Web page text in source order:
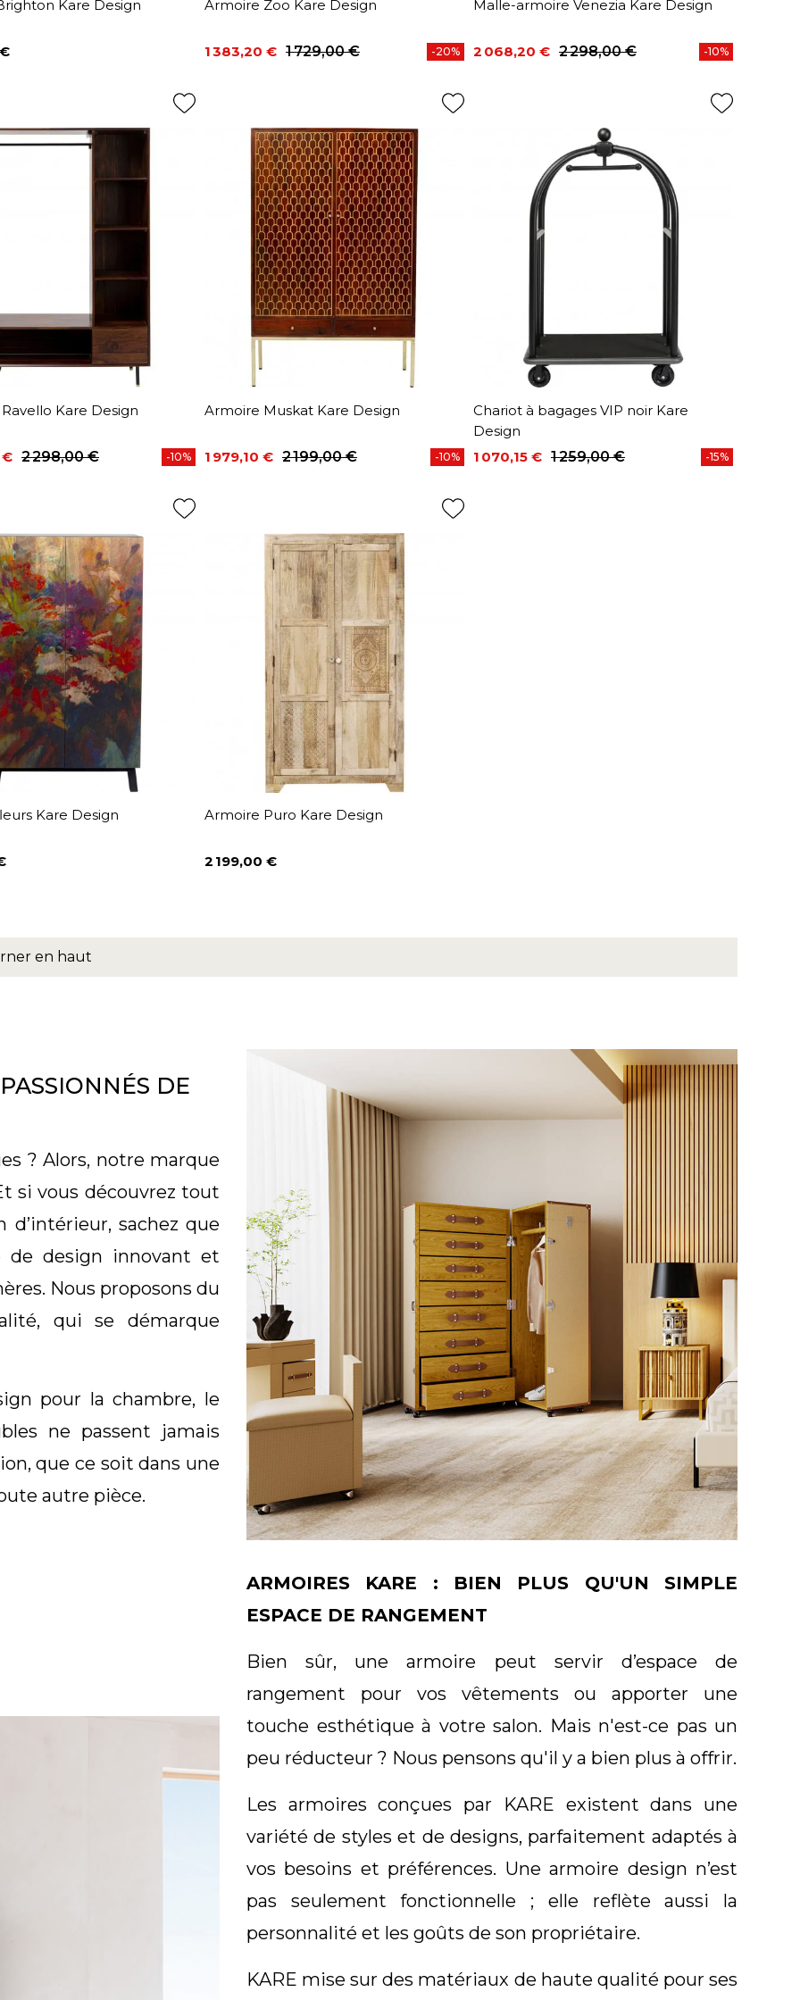
Kare Design Armoire Zoo Kare Design
Prix
1 383,20 €
Prix de base1 729,00 € -20%
Malle-armoire Venezia Kare Design
Prix
2 068,20 €
Prix de base2 298,00 € -10%
Kare Design
€ 2 298,00 € -10%
Armoire Muskat Kare Design
Prix
1 979,10 €
Prix de base2 199,00 € -10%
Chariot à bagages VIP noir Kare
Design
Prix
1 070,15 €
Prix de base1 259,00 € -15%
Kare Design Armoire Puro Kare Design
Prix
2 199,00 €
en haut
DE
? Alors, notre marque
si vous découvrez tout
sachez que
de design innovant et
Nous proposons du
qui se démarque
pour la chambre, le
ne passent jamais
que ce soit dans une
autre pièce.
ARMOIRES KARE : BIEN PLUS QU'UN SIMPLE
ESPACE DE RANGEMENT
Bien sûr, une armoire peut servir d’espace de
rangement pour vos vêtements ou apporter une
touche esthétique à votre salon. Mais n'est-ce pas un
peu réducteur ? Nous pensons qu'il y a bien plus à offrir.
Les armoires conçues par KARE existent dans une
variété de styles et de designs, parfaitement adaptés à
vos besoins et préférences. Une armoire design n’est
pas seulement fonctionnelle ; elle reflète aussi la
personnalité et les goûts de son propriétaire.
KARE mise sur des matériaux de haute qualité pour ses